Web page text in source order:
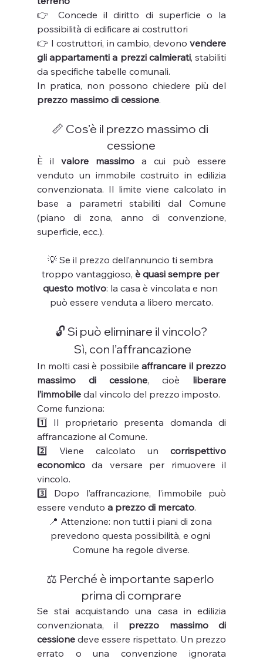
👉 Concede il diritto di superficie o la
possibilità di edificare ai costruttori
👉 I costruttori, in cambio, devono vendere
gli appartamenti a prezzi calmierati, stabiliti
da specifiche tabelle comunali.
prezzo massimo di cessione.
📏 Cos’è il prezzo massimo di
cessione
È il valore massimo a cui può essere
venduto un immobile costruito in edilizia
convenzionata. Il limite viene calcolato in
base a parametri stabiliti dal Comune
(piano di zona, anno di convenzione,
superficie, ecc.).
💡 Se il prezzo dell’annuncio ti sembra
troppo vantaggioso, è quasi sempre per
questo motivo: la casa è vincolata e non
può essere venduta a libero mercato.
🔓 Si può eliminare il vincolo?
Sì, con l’affrancazione
In molti casi è possibile affrancare il prezzo
massimo di cessione, cioè liberare
l’immobile dal vincolo del prezzo imposto.
Come funziona:
1️⃣ Il proprietario presenta domanda di
affrancazione al Comune.
2️⃣ Viene calcolato un corrispettivo
economico da versare per rimuovere il
vincolo.
3️⃣ Dopo l’affrancazione, l’immobile può
essere venduto a prezzo di mercato.
📍 Attenzione: non tutti i piani di zona
prevedono questa possibilità, e ogni
Comune ha regole diverse.
⚖️ Perché è importante saperlo
prima di comprare
Se stai acquistando una casa in edilizia
convenzionata, il prezzo massimo di
cessione deve essere rispettato. Un prezzo
errato o una convenzione ignorata